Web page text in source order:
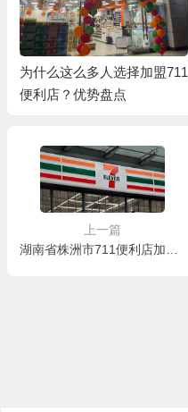
为什么这么多人选择加盟711
便利店？优势盘点
上一篇